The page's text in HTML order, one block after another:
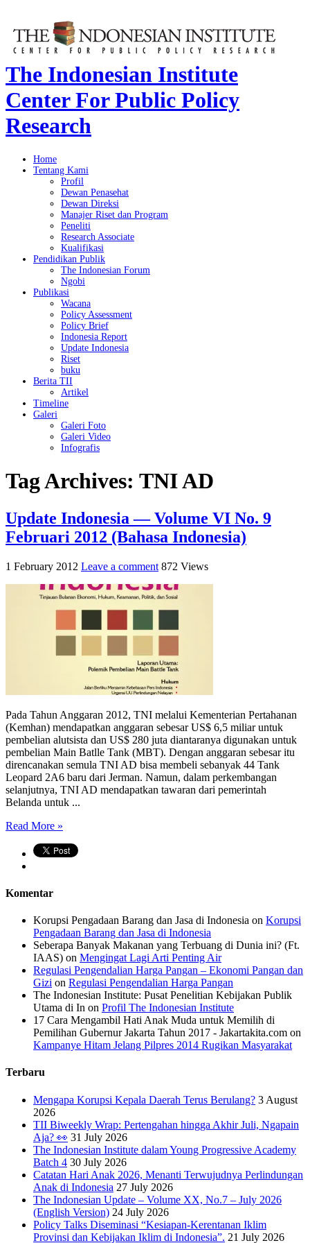
The Indonesian Institute
Center For Public Policy
Research
Home
Tentang Kami
Profil
Dewan Penasehat
Dewan Direksi
Manajer Riset dan Program
Peneliti
Research Associate
Kualifikasi
Pendidikan Publik
The Indonesian Forum
Ngobi
Publikasi
Wacana
Policy Assessment
Policy Brief
Indonesia Report
Update Indonesia
Riset
buku
Berita TII
Artikel
Timeline
Galeri
Galeri Foto
Galeri Video
Infografis
Tag Archives: TNI AD
Update Indonesia — Volume VI No. 9
Februari 2012 (Bahasa Indonesia)
1 February 2012 Leave a comment 872 Views
Pada Tahun Anggaran 2012, TNI melalui Kementerian Pertahanan
(Kemhan) mendapatkan anggaran sebesar US$ 6,5 miliar untuk
pembelian alutsista dan US$ 280 juta diantaranya digunakan untuk
pembelian Main Batlle Tank (MBT). Dengan anggaran sebesar itu
direncanakan semula TNI AD bisa membeli sebanyak 44 Tank
Leopard 2A6 baru dari Jerman. Namun, dalam perkembangan
selanjutnya, TNI AD mendapatkan tawaran dari pemerintah
Belanda untuk ...
Read More »
Komentar
Korupsi Pengadaan Barang dan Jasa di Indonesia on Korupsi
Pengadaan Barang dan Jasa di Indonesia
Seberapa Banyak Makanan yang Terbuang di Dunia ini? (Ft.
IAAS) on Mengingat Lagi Arti Penting Air
Regulasi Pengendalian Harga Pangan – Ekonomi Pangan dan
Gizi on Regulasi Pengendalian Harga Pangan
The Indonesian Institute: Pusat Penelitian Kebijakan Publik
Utama di In on Profil The Indonesian Institute
17 Cara Mengambil Hati Anak Muda untuk Memilih di
Pemilihan Gubernur Jakarta Tahun 2017 - Jakartakita.com on
Kampanye Hitam Jelang Pilpres 2014 Rugikan Masyarakat
Terbaru
Mengapa Korupsi Kepala Daerah Terus Berulang? 3 August
2026
TII Biweekly Wrap: Pertengahan hingga Akhir Juli, Ngapain
Aja? 👀 31 July 2026
The Indonesian Institute dalam Young Progressive Academy
Batch 4 30 July 2026
Catatan Hari Anak 2026, Menanti Terwujudnya Perlindungan
Anak di Indonesia 27 July 2026
The Indonesian Update – Volume XX, No.7 – July 2026
(English Version) 24 July 2026
Policy Talks Diseminasi “Kesiapan-Kerentanan Iklim
Provinsi dan Kebijakan Iklim di Indonesia”. 21 July 2026